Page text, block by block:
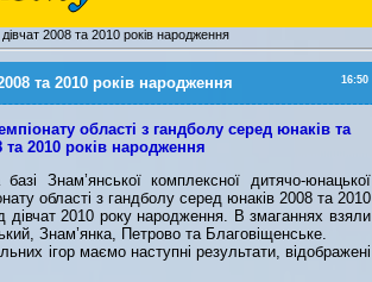
2008 та 2010 років народження
16:50
та 2010 років народження
області з гандболу серед юнаків та
та 2010 років народження
Знам’янської комплексної дитячо-юнацької
області з гандболу серед юнаків 2008 та 2010
дівчат 2010 року народження. В змаганнях взяли
Знам’янка, Петрово та Благовіщенське.
ігор маємо наступні результати, відображені